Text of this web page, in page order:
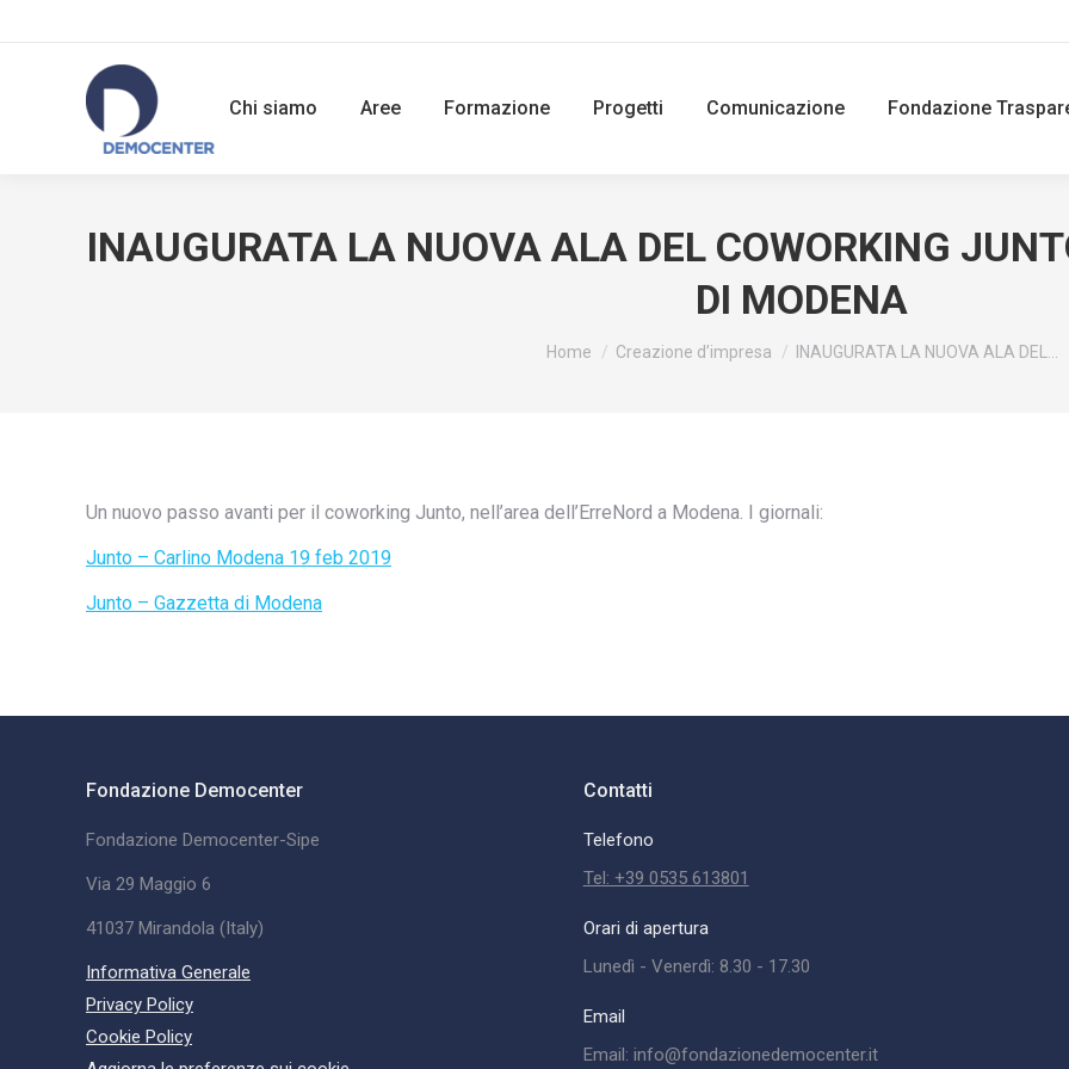
Chi siamo Aree Formazione Progetti Comunicazione Fondazione
INAUGURATA LA NUOVA ALA DEL COWORKING
DI MODENA
You are here:
Home Creazione d’impresa INAUGURATA LA NUOVA ALA DEL…
Un nuovo passo avanti per il coworking Junto, nell’area dell’ErreNord a Modena. I giornali:
Junto – Carlino Modena 19 feb 2019
Junto – Gazzetta di Modena
Fondazione Democenter
Fondazione Democenter-Sipe
Via 29 Maggio 6
41037 Mirandola (Italy)
Informativa Generale
Privacy Policy
Cookie Policy
Contatti
Telefono
Tel: +39 0535 613801
Orari di apertura
Lunedì - Venerdì: 8.30 - 17.30
Email
Email: info@fondazionedemocenter.it